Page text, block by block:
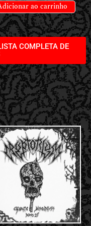
ao carrinho
COMPLETA DE